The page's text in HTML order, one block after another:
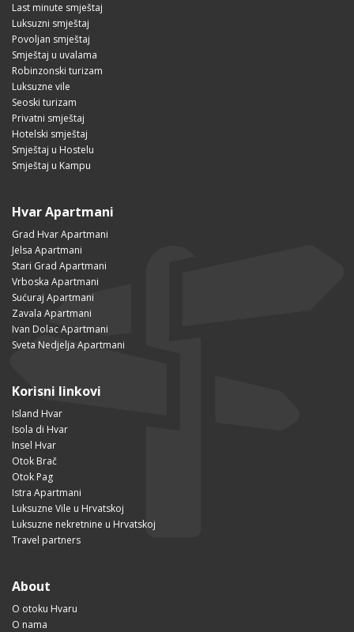
Last minute smještaj
Luksuzni smještaj
Povoljan smještaj
Smještaj u uvalama
Robinzonski turizam
Luksuzne vile
Seoski turizam
Privatni smještaj
Hotelski smještaj
Smještaj u Hostelu
Smještaj u Kampu
Hvar Apartmani
Grad Hvar Apartmani
Jelsa Apartmani
Stari Grad Apartmani
Vrboska Apartmani
Sućuraj Apartmani
Zavala Apartmani
Ivan Dolac Apartmani
Sveta Nedjelja Apartmani
Korisni linkovi
Island Hvar
Isola di Hvar
Insel Hvar
Otok Brač
Otok Pag
Istra Apartmani
Luksuzne Vile u Hrvatskoj
Luksuzne nekretnine u Hrvatskoj
Travel partners
About
O otoku Hvaru
O nama